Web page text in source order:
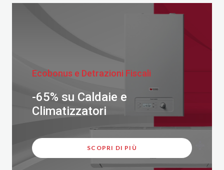
Ecobonus e Detrazioni Fiscali
-65% su Caldaie e
Climatizzatori
SCOPRI DI PIÙ